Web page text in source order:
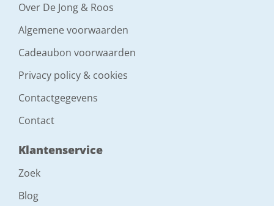
Over De Jong & Roos
Algemene voorwaarden
Cadeaubon voorwaarden
Privacy policy & cookies
Contactgegevens
Contact
Klantenservice
Zoek
Blog